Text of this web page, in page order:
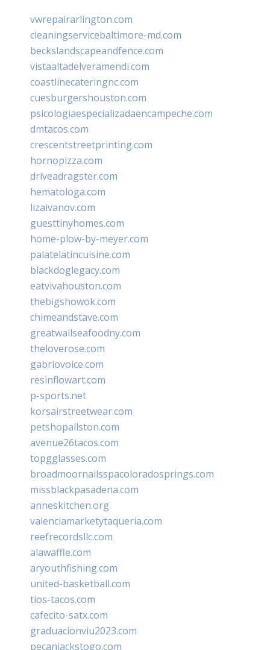
vwrepairarlington.com
cleaningservicebaltimore-md.com
beckslandscapeandfence.com
vistaaltadelveramendi.com
coastlinecateringnc.com
cuesburgershouston.com
psicologiaespecializadaencampeche.com
dmtacos.com
crescentstreetprinting.com
hornopizza.com
driveadragster.com
hematologa.com
lizaivanov.com
guesttinyhomes.com
home-plow-by-meyer.com
palatelatincuisine.com
blackdoglegacy.com
eatvivahouston.com
thebigshowok.com
chimeandstave.com
greatwallseafoodny.com
theloverose.com
gabriovoice.com
resinflowart.com
p-sports.net
korsairstreetwear.com
petshopallston.com
avenue26tacos.com
topgglasses.com
broadmoornailsspacoloradosprings.com
missblackpasadena.com
anneskitchen.org
valenciamarketytaqueria.com
reefrecordsllc.com
alawaffle.com
aryouthfishing.com
united-basketball.com
tios-tacos.com
cafecito-satx.com
graduacionviu2023.com
pecanjackstogo.com